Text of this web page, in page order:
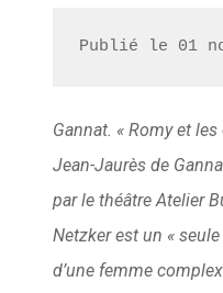
Publié le 01
Gannat. « Romy et
Jean-Jaurès de
par le théâtre Atelier
Netzker est un «
d’une femme